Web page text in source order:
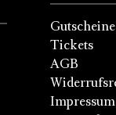
Gutscheine
Tickets
AGB
Impressum